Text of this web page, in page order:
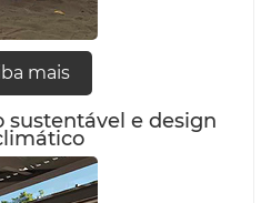
mais
sustentável e design